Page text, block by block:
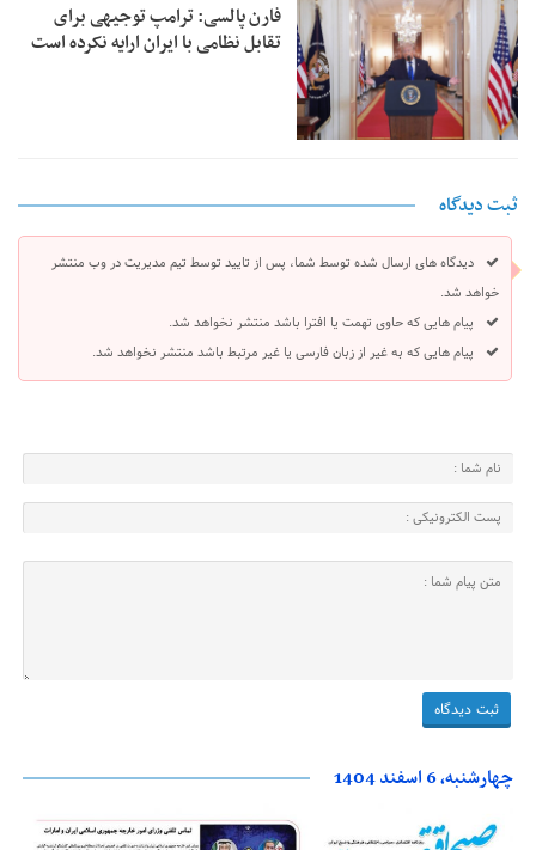
فارن پالسی: ترامپ توجیهی برای
تقابل نظامی با ایران ارایه نکرده است
ثبت دیدگاه
دیدگاه های ارسال شده توسط شما، پس از تایید توسط تیم مدیریت در وب منتشر
خواهد شد.
پیام هایی که حاوی تهمت یا افترا باشد منتشر نخواهد شد.
پیام هایی که به غیر از زبان فارسی یا غیر مرتبط باشد منتشر نخواهد شد.
چهارشنبه، 6 اسفند 1404